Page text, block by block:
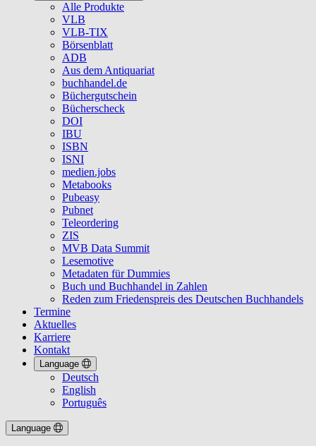
Alle Produkte
VLB
VLB-TIX
Börsenblatt
ADB
Aus dem Antiquariat
buchhandel.de
Büchergutschein
Bücherscheck
DOI
IBU
ISBN
ISNI
medien.jobs
Metabooks
Pubeasy
Pubnet
Teleordering
ZIS
MVB Data Summit
Lesemotive
Metadaten für Dummies
Buch und Buchhandel in Zahlen
Reden zum Friedenspreis des Deutschen Buchhandels
Termine
Aktuelles
Karriere
Kontakt
Language
Deutsch
English
Português
Language